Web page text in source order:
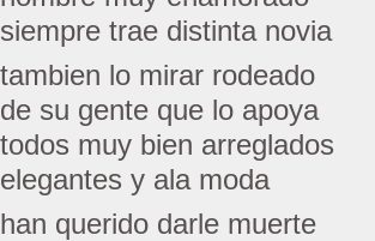
siempre trae distinta novia
tambien lo mirar rodeado
de su gente que lo apoya
todos muy bien arreglados
elegantes y ala moda
han querido darle muerte